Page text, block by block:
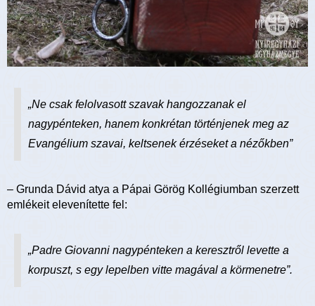
„Ne csak felolvasott szavak hangozzanak el
nagypénteken, hanem konkrétan történjenek meg az
Evangélium szavai, keltsenek érzéseket a nézőkben”
– Grunda Dávid atya a Pápai Görög Kollégiumban szerzett
emlékeit elevenítette fel:
„Padre Giovanni nagypénteken a keresztről levette a
korpuszt, s egy lepelben vitte magával a körmenetre”.